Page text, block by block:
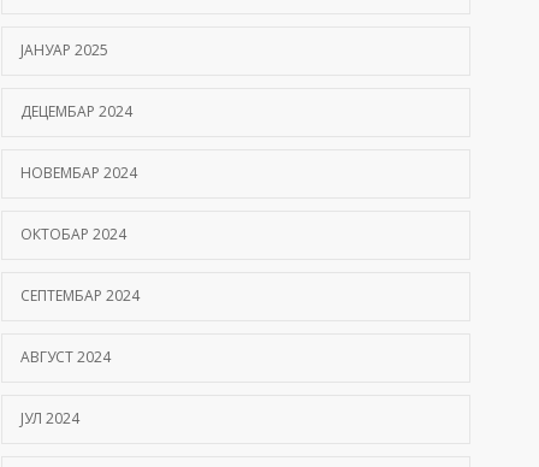
ЈАНУАР 2025
ДЕЦЕМБАР 2024
НОВЕМБАР 2024
ОКТОБАР 2024
СЕПТЕМБАР 2024
АВГУСТ 2024
ЈУЛ 2024